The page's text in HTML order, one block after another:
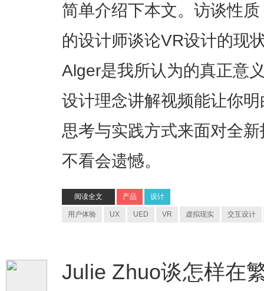
简单介绍下本文。访谈性
的设计师谈论VR设计的现
Alger是我所认为的真正意
设计理念讲解视频能让你
思考与实践方式来面对全
不看会遗憾。
阅读全文 产品 设计
用户体验 UX UED VR 虚拟现实 交互设计
Julie Zhuo谈怎样在